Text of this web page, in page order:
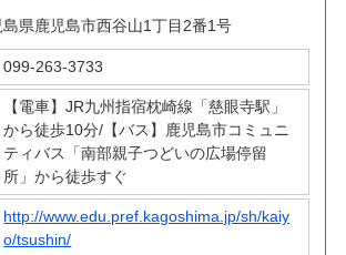
県鹿児島市西谷山1丁目2番1号
099-263-3733
【電車】JR九州指宿枕崎線「慈眼寺駅」
から徒歩10分/【バス】鹿児島市コミュニ
ティバス「南部親子つどいの広場停留
所」から徒歩すぐ
http://www.edu.pref.kagoshima.jp/sh/kaiy
o/tsushin/